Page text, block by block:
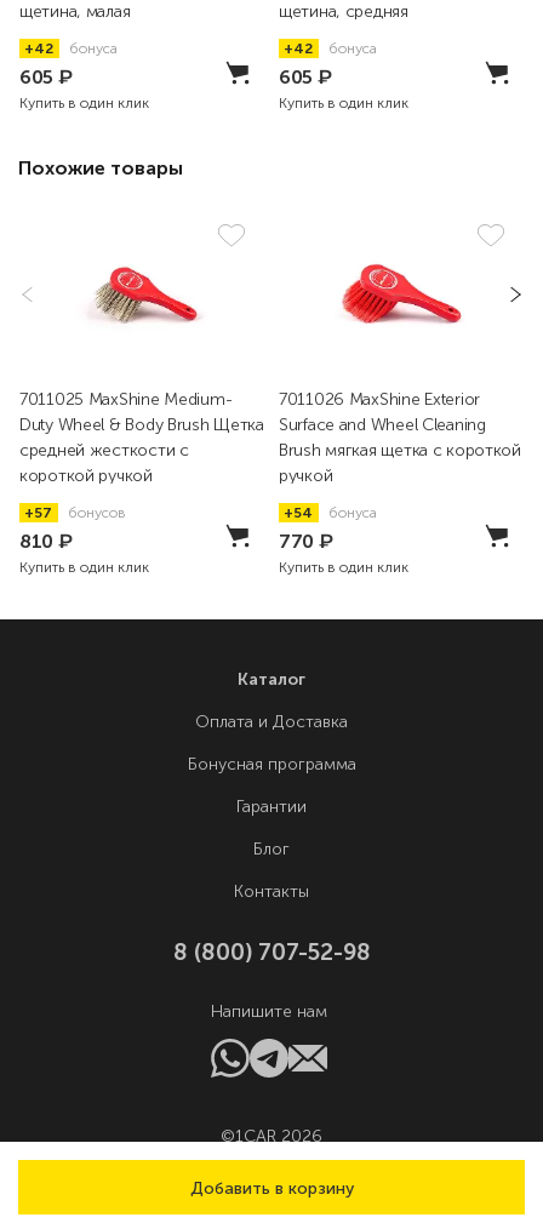
Добавить в корзину
щетина, малая
+42 бонуса
605 ₽
Купить в один клик
щетина, средняя
+42 бонуса
605 ₽
Купить в один клик
Похожие товары
7011025 MaxShine Medium-
Duty Wheel & Body Brush Щетка
средней жесткости с
короткой ручкой
+57 бонусов
810 ₽
Купить в один клик
7011026 MaxShine Exterior
Surface and Wheel Cleaning
Brush мягкая щетка с короткой
ручкой
+54 бонуса
770 ₽
Купить в один клик
Каталог
Оплата и Доставка
Бонусная программа
Гарантии
Блог
Контакты
8 (800) 707-52-98
Напишите нам
©1CAR 2026
Выбрать город